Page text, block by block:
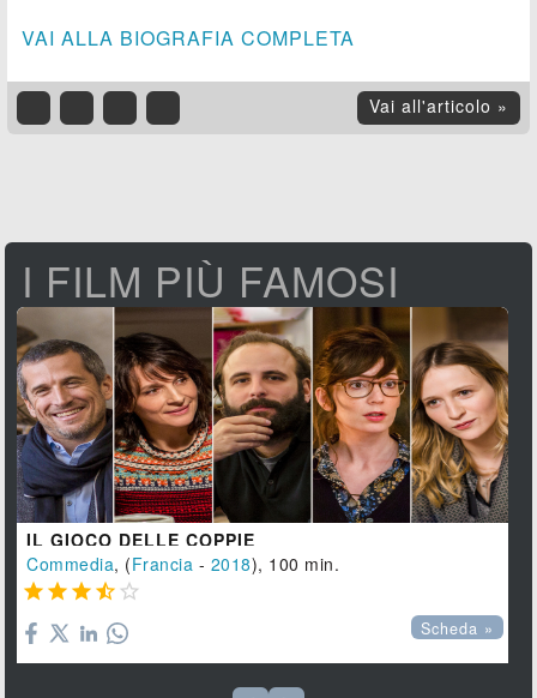
VAI ALLA BIOGRAFIA COMPLETA
Vai all'articolo »
I FILM PIÙ FAMOSI
IL GIOCO DELLE COPPIE
Commedia, (Francia - 2018), 100 min.
    
Scheda »